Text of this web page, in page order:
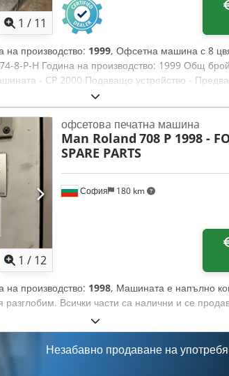
1 / 11
на производство: 1999, Офсетна машина с 8
8-P-H Година на производство: 1999 Общ
- CP 2000 Подаващо устройство -
Acljf - Подаваща маса с вакуумни ленти -
в подаващото устройство Печатни блокове
печат: 8/0, 4/4 - AutoPlate - Alcolor
на мастилените валове - Автоматична
за почистване на цилиндъра за обратно
устройство: Technotrans Изходящо
на листове - Устройство за нанасяне на прах
1 / 12
София 180 km
офсетовa печатнa машинa
Man Roland 708 P 1998 -
SPARE PARTS
на производство: 1998, Машината е напълно
Всички части са налични и се
Незабавно продаване на